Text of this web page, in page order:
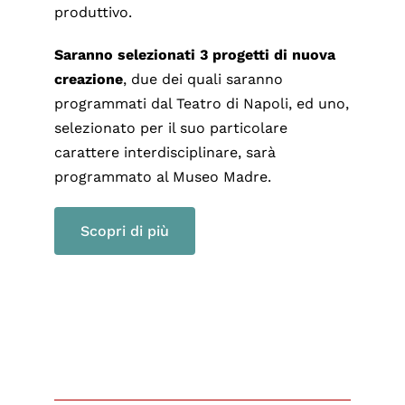
produttivo.
Saranno selezionati 3 progetti di nuova
creazione, due dei quali saranno
programmati dal Teatro di Napoli, ed uno,
selezionato per il suo particolare
carattere interdisciplinare, sarà
programmato al Museo Madre.
Scopri di più